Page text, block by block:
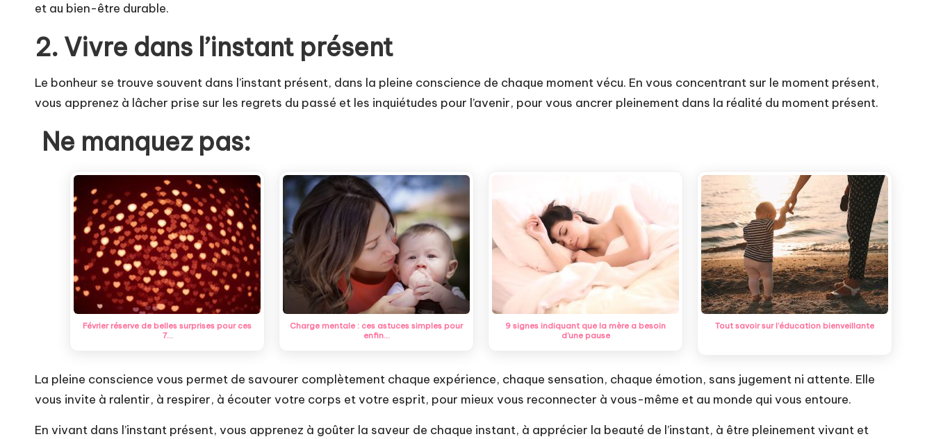
et au bien-être durable.
2. Vivre dans l’instant présent
Le bonheur se trouve souvent dans l’instant présent, dans la pleine conscience de chaque moment vécu. En vous concentrant sur le moment présent,
vous apprenez à lâcher prise sur les regrets du passé et les inquiétudes pour l’avenir, pour vous ancrer pleinement dans la réalité du moment présent.
Ne manquez pas:
Février réserve de belles surprises pour ces
7…
Charge mentale : ces astuces simples pour
enfin…
9 signes indiquant que la mère a besoin
d'une pause
Tout savoir sur l’éducation bienveillante
La pleine conscience vous permet de savourer complètement chaque expérience, chaque sensation, chaque émotion, sans jugement ni attente. Elle
vous invite à ralentir, à respirer, à écouter votre corps et votre esprit, pour mieux vous reconnecter à vous-même et au monde qui vous entoure.
En vivant dans l’instant présent, vous apprenez à goûter la saveur de chaque instant, à apprécier la beauté de l’instant, à être pleinement vivant et